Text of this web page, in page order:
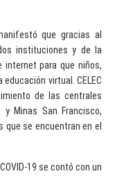
que gracias al
instituciones y de la
internet para que niños,
virtual. CELEC
de las centrales
y Minas San Francisco,
se encuentran en el
19 se contó con un